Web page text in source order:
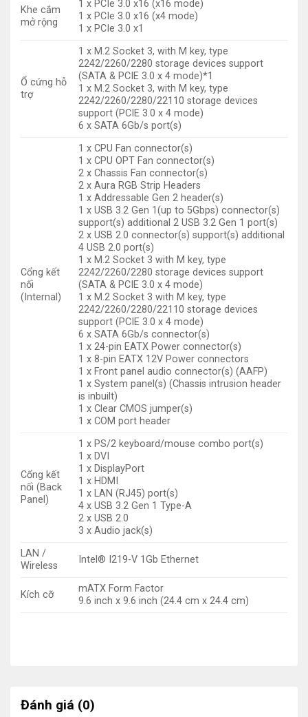
Khe cắm
mở rộng
1 x PCIe 3.0 x16 (x16 mode)
1 x PCIe 3.0 x16 (x4 mode)
1 x PCIe 3.0 x1
Ổ cứng hỗ
trợ
1 x M.2 Socket 3, with M key, type
2242/2260/2280 storage devices support
(SATA & PCIE 3.0 x 4 mode)*1
1 x M.2 Socket 3, with M key, type
2242/2260/2280/22110 storage devices
support (PCIE 3.0 x 4 mode)
6 x SATA 6Gb/s port(s)
Cổng kết
nối
(Internal)
1 x CPU Fan connector(s)
1 x CPU OPT Fan connector(s)
2 x Chassis Fan connector(s)
2 x Aura RGB Strip Headers
1 x Addressable Gen 2 header(s)
1 x USB 3.2 Gen 1(up to 5Gbps) connector(s)
support(s) additional 2 USB 3.2 Gen 1 port(s)
2 x USB 2.0 connector(s) support(s) additional
4 USB 2.0 port(s)
1 x M.2 Socket 3 with M key, type
2242/2260/2280 storage devices support
(SATA & PCIE 3.0 x 4 mode)
1 x M.2 Socket 3 with M key, type
2242/2260/2280/22110 storage devices
support (PCIE 3.0 x 4 mode)
6 x SATA 6Gb/s connector(s)
1 x 24-pin EATX Power connector(s)
1 x 8-pin EATX 12V Power connectors
1 x Front panel audio connector(s) (AAFP)
1 x System panel(s) (Chassis intrusion header
is inbuilt)
1 x Clear CMOS jumper(s)
1 x COM port header
Cổng kết
nối (Back
Panel)
1 x PS/2 keyboard/mouse combo port(s)
1 x DVI
1 x DisplayPort
1 x HDMI
1 x LAN (RJ45) port(s)
4 x USB 3.2 Gen 1 Type-A
2 x USB 2.0
3 x Audio jack(s)
LAN /
Wireless
Intel® I219-V 1Gb Ethernet
Kích cỡ
mATX Form Factor
9.6 inch x 9.6 inch (24.4 cm x 24.4 cm)
Đánh giá (0)